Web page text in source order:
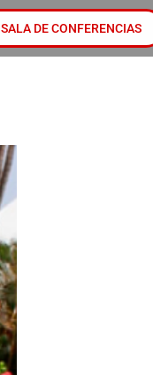
SALA DE CONFERENCIAS